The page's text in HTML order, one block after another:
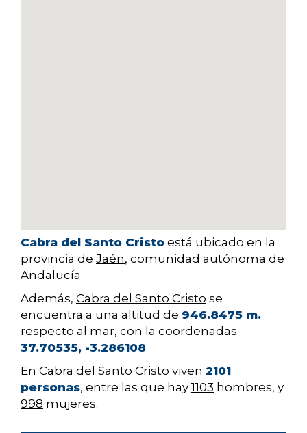
Cabra del Santo Cristo está ubicado en la
provincia de Jaén, comunidad autónoma de
Andalucía
Además, Cabra del Santo Cristo se
encuentra a una altitud de 946.8475 m.
respecto al mar, con la coordenadas
37.70535, -3.286108
En Cabra del Santo Cristo viven 2101
personas, entre las que hay 1103 hombres, y
998 mujeres.